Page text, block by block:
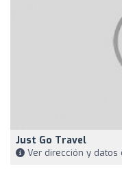
Just Go Travel
Ver dirección y datos